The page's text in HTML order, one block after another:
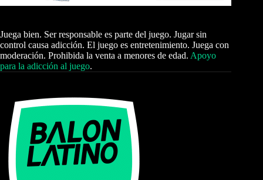
Juega bien. Ser responsable es parte del juego. Jugar sin
control causa adicción. El juego es entretenimiento. Juega con
moderación. Prohibida la venta a menores de edad. Apoyo
para la adicción al juego.